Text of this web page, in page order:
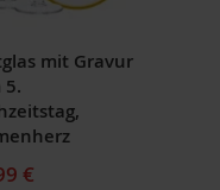
mit Gravur
5.
€